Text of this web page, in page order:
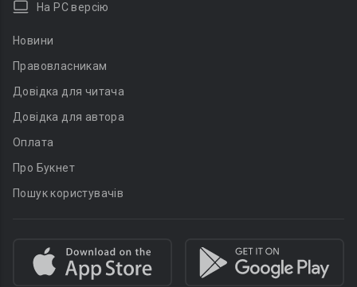
На PC версію
Новини
Правовласникам
Довідка для читача
Довідка для автора
Оплата
Про Букнет
Пошук користувачів